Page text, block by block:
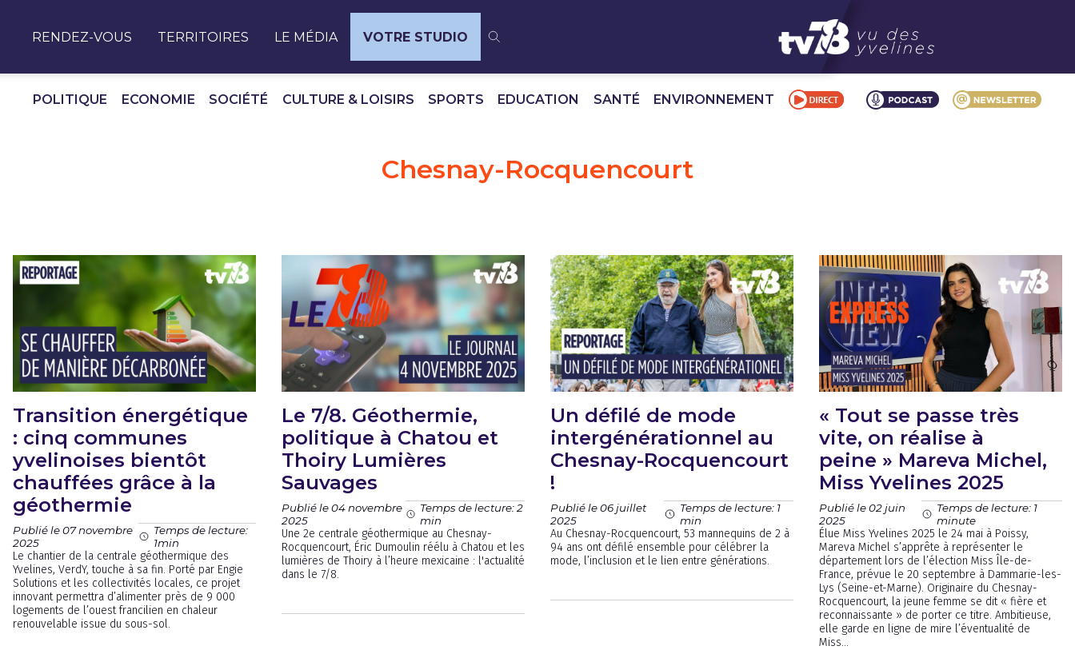
RENDEZ-VOUS TERRITOIRES LE MÉDIA VOTRE STUDIO
POLITIQUE ECONOMIE SOCIÉTÉ CULTURE & LOISIRS SPORTS EDUCATION SANTÉ ENVIRONNEMENT
Chesnay-Rocquencourt
Transition énergétique
: cinq communes
yvelinoises bientôt
chauffées grâce à la
géothermie
Publié le 07 novembre
2025
Temps de lecture:
1min
Le chantier de la centrale géothermique des
Yvelines, VerdY, touche à sa fin. Porté par Engie
Solutions et les collectivités locales, ce projet
innovant permettra d’alimenter près de 9 000
logements de l’ouest francilien en chaleur
renouvelable issue du sous-sol.
Le 7/8. Géothermie,
politique à Chatou et
Thoiry Lumières
Sauvages
Publié le 04 novembre
2025
Temps de lecture: 2
min
Une 2e centrale géothermique au Chesnay-
Rocquencourt, Éric Dumoulin réélu à Chatou et les
lumières de Thoiry à l’heure mexicaine : l'actualité
dans le 7/8.
Un défilé de mode
intergénérationnel au
Chesnay-Rocquencourt
!
Publié le 06 juillet
2025
Temps de lecture: 1
min
Au Chesnay-Rocquencourt, 53 mannequins de 2 à
94 ans ont défilé ensemble pour célébrer la
mode, l’inclusion et le lien entre générations.
« Tout se passe très
vite, on réalise à
peine » Mareva Michel,
Miss Yvelines 2025
Publié le 02 juin
2025
Temps de lecture: 1
minute
Élue Miss Yvelines 2025 le 24 mai à Poissy,
Mareva Michel s’apprête à représenter le
département lors de l’élection Miss Île-de-
France, prévue le 20 septembre à Dammarie-les-
Lys (Seine-et-Marne). Originaire du Chesnay-
Rocquencourt, la jeune femme se dit « fière et
reconnaissante » de porter ce titre. Ambitieuse,
elle garde en ligne de mire l’éventualité de
Miss...